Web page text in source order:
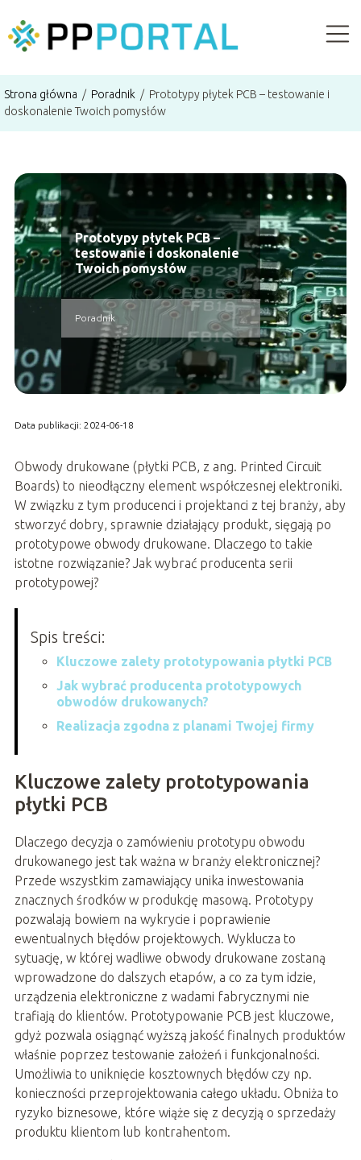
Strona główna / Poradnik / Prototypy płytek PCB – testowanie i
doskonalenie Twoich pomysłów
Prototypy płytek PCB –
testowanie i doskonalenie
Twoich pomysłów
Poradnik
Data publikacji: 2024-06-18
Obwody drukowane (płytki PCB, z ang. Printed Circuit
Boards) to nieodłączny element współczesnej elektroniki.
W związku z tym producenci i projektanci z tej branży, aby
stworzyć dobry, sprawnie działający produkt, sięgają po
prototypowe obwody drukowane. Dlaczego to takie
istotne rozwiązanie? Jak wybrać producenta serii
prototypowej?
Spis treści:
Kluczowe zalety prototypowania płytki PCB
Jak wybrać producenta prototypowych
obwodów drukowanych?
Realizacja zgodna z planami Twojej firmy
Kluczowe zalety prototypowania
płytki PCB
Dlaczego decyzja o zamówieniu prototypu obwodu
drukowanego jest tak ważna w branży elektronicznej?
Przede wszystkim zamawiający unika inwestowania
znacznych środków w produkcję masową. Prototypy
pozwalają bowiem na wykrycie i poprawienie
ewentualnych błędów projektowych. Wyklucza to
sytuację, w której wadliwe obwody drukowane zostaną
wprowadzone do dalszych etapów, a co za tym idzie,
urządzenia elektroniczne z wadami fabrycznymi nie
trafiają do klientów. Prototypowanie PCB jest kluczowe,
gdyż pozwala osiągnąć wyższą jakość finalnych produktów
właśnie poprzez testowanie założeń i funkcjonalności.
Umożliwia to uniknięcie kosztownych błędów czy np.
konieczności przeprojektowania całego układu. Obniża to
ryzyko biznesowe, które wiąże się z decyzją o sprzedaży
produktu klientom lub kontrahentom.